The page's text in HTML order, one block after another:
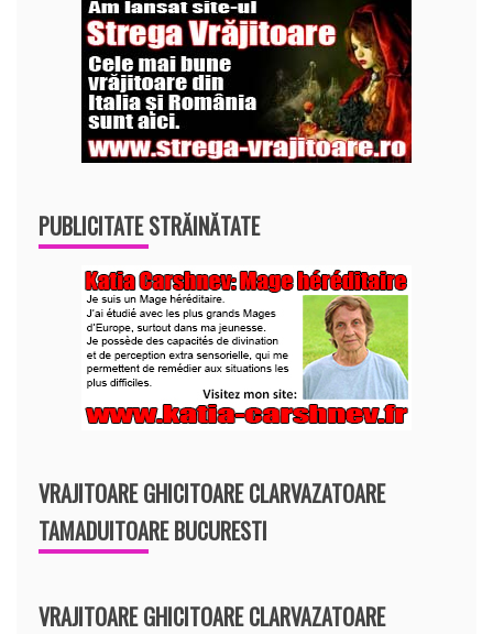
PUBLICITATE STRĂINĂTATE
VRAJITOARE GHICITOARE CLARVAZATOARE
TAMADUITOARE BUCURESTI
VRAJITOARE GHICITOARE CLARVAZATOARE